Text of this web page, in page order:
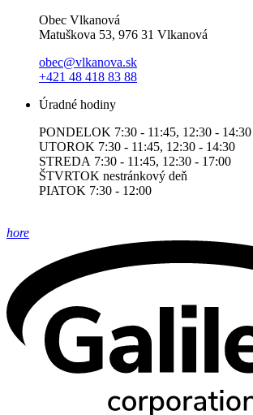
Obec Vlkanová
Matuškova 53, 976 31 Vlkanová
obec@vlkanova.sk
+421 48 418 83 88
Úradné hodiny
PONDELOK 7:30 - 11:45, 12:30 - 14:30
UTOROK 7:30 - 11:45, 12:30 - 14:30
STREDA 7:30 - 11:45, 12:30 - 17:00
ŠTVRTOK nestránkový deň
PIATOK 7:30 - 12:00
hore